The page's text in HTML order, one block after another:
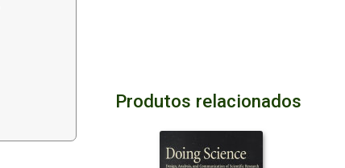
Produtos relacionados